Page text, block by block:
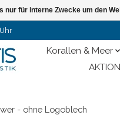
Korallen & Meer
- ohne Logoblech
nur für interne Zwecke um den